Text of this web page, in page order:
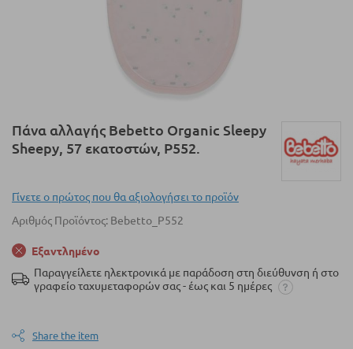
Μετάβαση
στην
συλλογής
Πάνα αλλαγής Bebetto Organic Sleepy
Sheepy, 57 εκατοστών, P552.
Γίνετε ο πρώτος που θα αξιολογήσει το προϊόν
Αριθμός Προϊόντος Bebetto_P552
Εξαντλημένο
Παραγγείλετε ηλεκτρονικά με παράδοση στη διεύθυνση ή στο
γραφείο ταχυμεταφορών σας - έως και 5 ημέρες
Share the item